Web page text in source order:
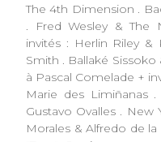
The 4th Dimension .
. Fred Wesley &
invités : Herlin Riley &
Smith . Ballaké
à Pascal Comelade +
Marie des Limiñanas
Gustavo Ovalles . New
Morales & Alfredo de